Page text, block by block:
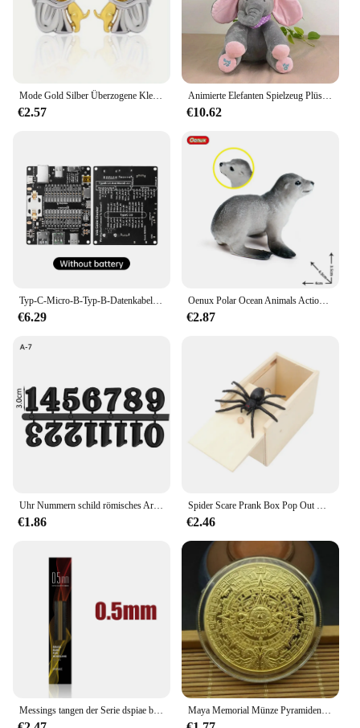
€2.57
Animierte Elefanten Spielzeug Plüsch singenden Elefanten mit Ohren bewegen elektrische Plüsch tier niedlichen Elefanten Stofftier Spielzeug für Baby Geschenk
€10.62
€6.29
Oenux Polar Ocean Animals Actionfigur Pinguin Walross Manatee Seelöwe Siegel Otter Biber Marine Modell PVC Bildung Kinderspielzeug
€2.87
€1.86 €2.46
Maya Memorial Münze Pyramiden Münzen Amerikanischen Münzen Mexiko Aztec Gold und Silber Ausländischen Nicht-währung Münzen